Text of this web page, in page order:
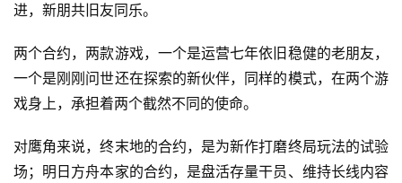
进，新朋共旧友同乐。
两个合约，两款游戏，一个是运营七年依旧稳健的老朋友，
一个是刚刚问世还在探索的新伙伴，同样的模式，在两个游
戏身上，承担着两个截然不同的使命。
对鹰角来说，终末地的合约，是为新作打磨终局玩法的试验
场；明日方舟本家的合约，是盘活存量干员、维持长线内容